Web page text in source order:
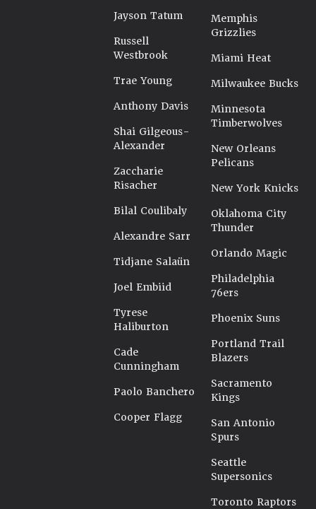
Jayson Tatum
Russell
Westbrook
Trae Young
Anthony Davis
Shai Gilgeous-
Alexander
Zaccharie
Risacher
Bilal Coulibaly
Alexandre Sarr
Tidjane Salaün
Joel Embiid
Tyrese
Haliburton
Cade
Cunningham
Paolo Banchero
Cooper Flagg
Memphis
Grizzlies
Miami Heat
Milwaukee Bucks
Minnesota
Timberwolves
New Orleans
Pelicans
New York Knicks
Oklahoma City
Thunder
Orlando Magic
Philadelphia
76ers
Phoenix Suns
Portland Trail
Blazers
Sacramento
Kings
San Antonio
Spurs
Seattle
Supersonics
Toronto Raptors